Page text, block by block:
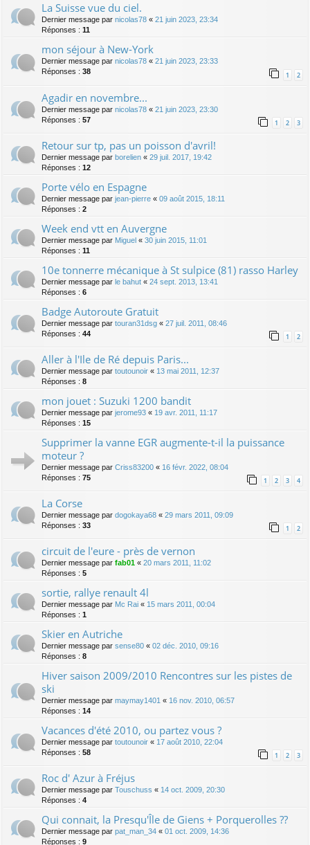
La Suisse vue du ciel.
Dernier message par nicolas78 « 21 juin 2023, 23:34
Réponses : 11
mon séjour à New-York
Dernier message par nicolas78 « 21 juin 2023, 23:33
Réponses : 38 1 2
Agadir en novembre...
Dernier message par nicolas78 « 21 juin 2023, 23:30
Réponses : 57 1 2 3
Retour sur tp, pas un poisson d'avril!
Dernier message par borelien « 29 juil. 2017, 19:42
Réponses : 12
Porte vélo en Espagne
Dernier message par jean-pierre « 09 août 2015, 18:11
Réponses : 2
Week end vtt en Auvergne
Dernier message par Miguel « 30 juin 2015, 11:01
Réponses : 11
10e tonnerre mécanique à St sulpice (81) rasso Harley
Dernier message par le bahut « 24 sept. 2013, 13:41
Réponses : 6
Badge Autoroute Gratuit
Dernier message par touran31dsg « 27 juil. 2011, 08:46
Réponses : 44 1 2
Aller à l'Ile de Ré depuis Paris...
Dernier message par toutounoir « 13 mai 2011, 12:37
Réponses : 8
mon jouet : Suzuki 1200 bandit
Dernier message par jerome93 « 19 avr. 2011, 11:17
Réponses : 15
Supprimer la vanne EGR augmente-t-il la puissance
moteur ?
Dernier message par Criss83200 « 16 févr. 2022, 08:04
Réponses : 75 1 2 3 4
La Corse
Dernier message par dogokaya68 « 29 mars 2011, 09:09
Réponses : 33 1 2
circuit de l'eure - près de vernon
Dernier message par fab01 « 20 mars 2011, 11:02
Réponses : 5
sortie, rallye renault 4l
Dernier message par Mc Rai « 15 mars 2011, 00:04
Réponses : 1
Skier en Autriche
Dernier message par sense80 « 02 déc. 2010, 09:16
Réponses : 8
Hiver saison 2009/2010 Rencontres sur les pistes de
ski
Dernier message par maymay1401 « 16 nov. 2010, 06:57
Réponses : 14
Vacances d'été 2010, ou partez vous ?
Dernier message par toutounoir « 17 août 2010, 22:04
Réponses : 58 1 2 3
Roc d' Azur à Fréjus
Dernier message par Touschuss « 14 oct. 2009, 20:30
Réponses : 4
Qui connait, la Presqu'Île de Giens + Porquerolles ??
Dernier message par pat_man_34 « 01 oct. 2009, 14:36
Réponses : 9